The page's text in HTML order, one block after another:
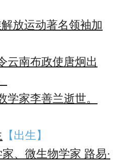
放运动著名领袖加
云南布政使唐炯出
学家李善兰逝世。
【出生】
、微生物学家 路易·